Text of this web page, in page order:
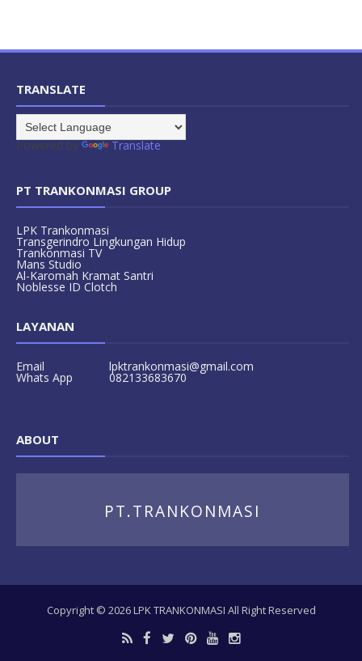
TRANSLATE
Powered by Translate
PT TRANKONMASI GROUP
LPK Trankonmasi
Transgerindro Lingkungan Hidup
Trankonmasi TV
Mans Studio
Al-Karomah Kramat Santri
Noblesse ID Clotch
LAYANAN
Email lpktrankonmasi@gmail.com
Whats App 082133683670
ABOUT
PT.TRANKONMASI
Copyright © 2026LPK TRANKONMASI All Right Reserved